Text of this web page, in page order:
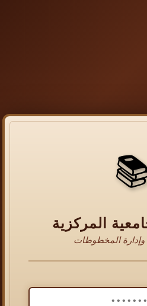
المركزية
المخطوطات